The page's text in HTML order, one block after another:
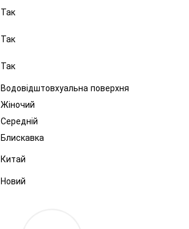
Так
Так
Так
Водовідштовхуальна поверхня
Жіночий
Середній
Блискавка
Китай
Новий